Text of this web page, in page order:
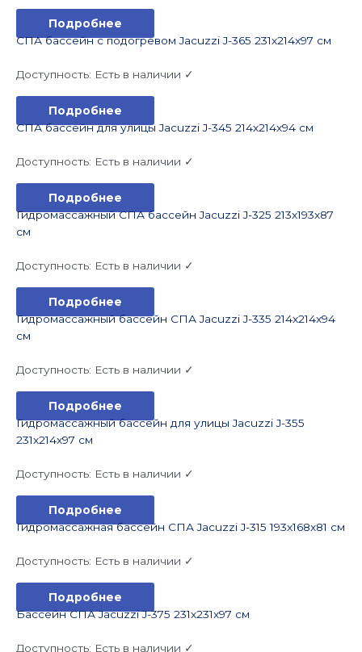
Подробнее
СПА бассейн с подогревом Jacuzzi J-365 231x214x97 см
Доступность: Есть в наличии ✓
Подробнее
СПА бассейн для улицы Jacuzzi J-345 214x214x94 см
Доступность: Есть в наличии ✓
Подробнее
Гидромассажный СПА бассейн Jacuzzi J-325 213x193x87
см
Доступность: Есть в наличии ✓
Подробнее
Гидромассажный бассейн СПА Jacuzzi J-335 214x214x94
см
Доступность: Есть в наличии ✓
Подробнее
Гидромассажный бассейн для улицы Jacuzzi J-355
231x214x97 см
Доступность: Есть в наличии ✓
Подробнее
Гидромассажная бассейн СПА Jacuzzi J-315 193x168x81 см
Доступность: Есть в наличии ✓
Подробнее
Бассейн СПА Jacuzzi J-375 231x231x97 см
Доступность: Есть в наличии ✓